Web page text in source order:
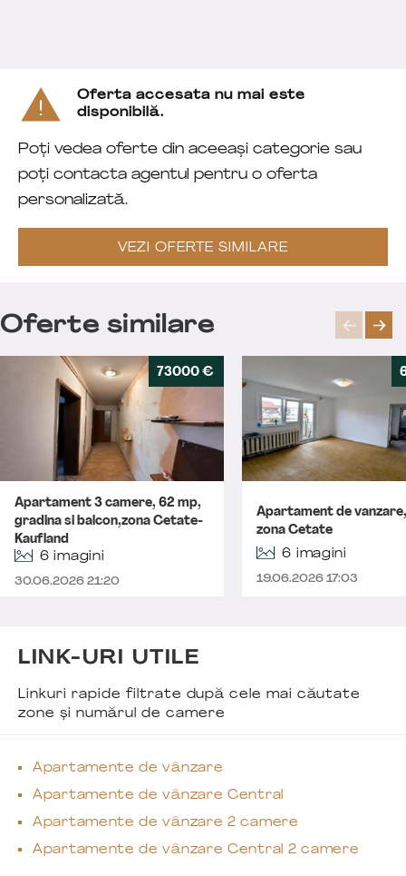
Oferta accesata nu mai este
disponibilă.
Poți vedea oferte din aceeași categorie sau
poți contacta agentul pentru o oferta
personalizată.
VEZI OFERTE SIMILARE
Oferte similare
73000 €
Apartament 3 camere, 62 mp,
gradina si balcon,zona Cetate-
Kaufland
6 imagini
30.06.2026 21:20
Apartament de
zona Cetate
6 imagini
19.06.2026 17:03
LINK-URI UTILE
Linkuri rapide filtrate după cele mai căutate
zone și numărul de camere
Apartamente de vânzare
Apartamente de vânzare Central
Apartamente de vânzare 2 camere
Apartamente de vânzare Central 2 camere